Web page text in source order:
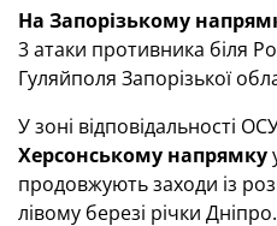
На Запорізькому
3 атаки противника біля
Гуляйполя Запорізької
У зоні відповідальності
Херсонському напрямку
продовжують заходи із
лівому березі річки